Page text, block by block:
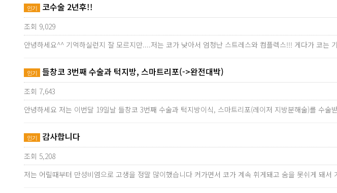
인기 코수술 2년후!!
조회 9,029
안녕하세요^^ 기억하실런지 잘 모르지만....저는 코가 낮아서 엄청난 스트레스와 컴플렉스!!! 게다가 코
인기 들창코 3번째 수술과 턱지방, 스마트리포(->완전대박)
조회 7,643
안녕하세요 저는 이번달 19일날 들창코 3번째 수술과 턱지방이식, 스마트리포(레이저 지방분해술)를 수
인기 감사합니다
조회 5,208
저는 어릴때부터 만성비염으로 고생을 정말 많이했습니다 커가면서 코가 계속 휘게돼고 숨을 못쉬게 돼